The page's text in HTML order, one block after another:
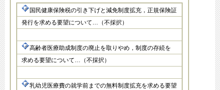
国民健康保険税の引き下げと減免制度拡充，正規保険証
発行を求める要望について…（不採択）
高齢者医療助成制度の廃止を取りやめ，制度の存続を
求める要望について…（不採択）
乳幼児医療費の就学前までの無料制度拡充を求める要望